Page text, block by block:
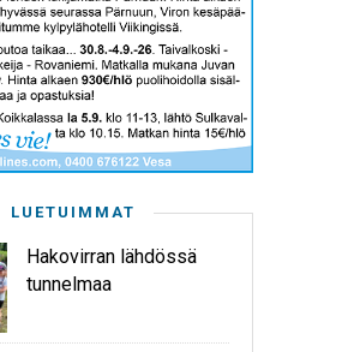
LUETUIMMAT
Hakovirran lähdössä
tunnelmaa